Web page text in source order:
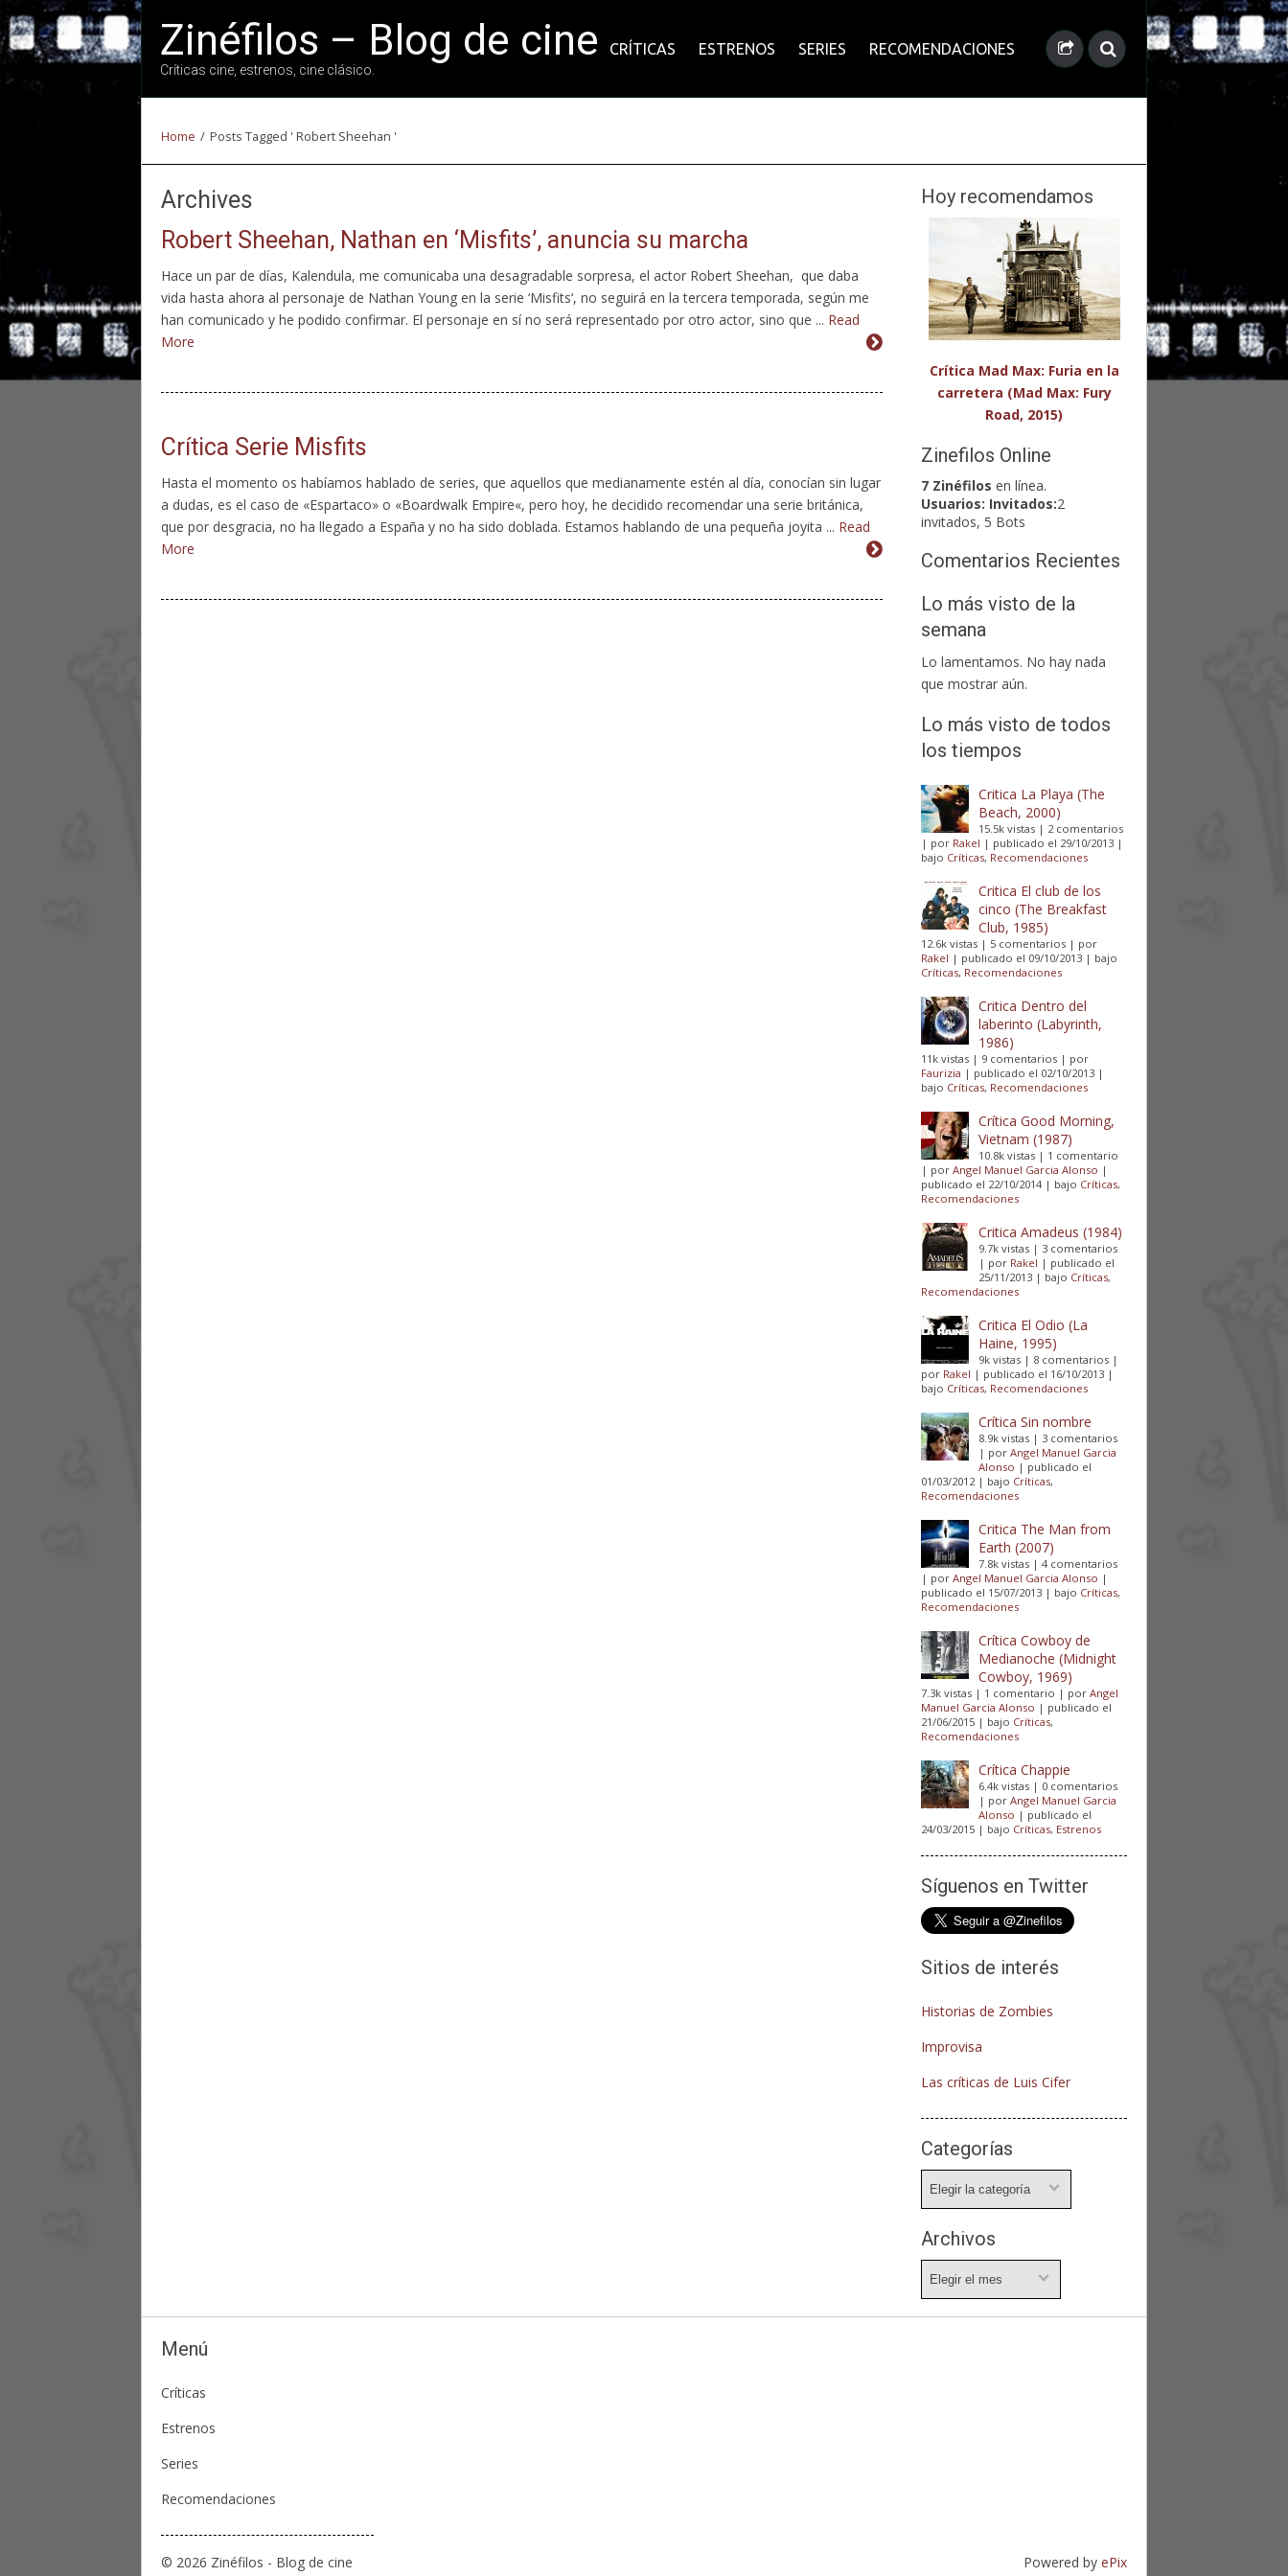
Zinéfilos – Blog de cine
Críticas cine, estrenos, cine clásico.
CRÍTICAS ESTRENOS SERIES RECOMENDACIONES
Home / Posts Tagged ' Robert Sheehan '
Archives
Robert Sheehan, Nathan en ‘Misfits’, anuncia su marcha
Hace un par de días, Kalendula, me comunicaba una desagradable sorpresa, el actor Robert Sheehan, que daba
vida hasta ahora al personaje de Nathan Young en la serie ‘Misfits‘, no seguirá en la tercera temporada, según me
han comunicado y he podido confirmar. El personaje en sí no será representado por otro actor, sino que ... Read
More
Crítica Serie Misfits
Hasta el momento os habíamos hablado de series, que aquellos que medianamente estén al día, conocían sin lugar
a dudas, es el caso de «Espartaco» o «Boardwalk Empire«, pero hoy, he decidido recomendar una serie británica,
que por desgracia, no ha llegado a España y no ha sido doblada. Estamos hablando de una pequeña joyita ... Read
More
Hoy recomendamos
Crítica Mad Max: Furia en la
carretera (Mad Max: Fury
Road, 2015)
Zinefilos Online
7 Zinéfilos en línea.
Usuarios: Invitados:2
invitados, 5 Bots
Comentarios Recientes
Lo más visto de la
semana
Lo lamentamos. No hay nada
que mostrar aún.
Lo más visto de todos
los tiempos
Critica La Playa (The
Beach, 2000)
15.5k vistas | 2 comentarios
| por Rakel | publicado el 29/10/2013 |
bajo Críticas, Recomendaciones
Critica El club de los
cinco (The Breakfast
Club, 1985)
12.6k vistas | 5 comentarios | por
Rakel | publicado el 09/10/2013 | bajo
Críticas, Recomendaciones
Critica Dentro del
laberinto (Labyrinth,
1986)
11k vistas | 9 comentarios | por
Faurizia | publicado el 02/10/2013 |
bajo Críticas, Recomendaciones
Crítica Good Morning,
Vietnam (1987)
10.8k vistas | 1 comentario
| porAngel Manuel Garcia Alonso |
publicado el 22/10/2014| bajo Críticas,
Recomendaciones
Critica Amadeus (1984)
9.7k vistas | 3 comentarios
| por Rakel | publicado el
25/11/2013 | bajo Críticas,
Recomendaciones
Critica El Odio (La
Haine, 1995)
9k vistas | 8 comentarios |
por Rakel | publicado el 16/10/2013 |
bajo Críticas, Recomendaciones
Crítica Sin nombre
8.9k vistas | 3 comentarios
| porAngel Manuel Garcia
Alonso | publicado el
01/03/2012| bajo Críticas,
Recomendaciones
Critica The Man from
Earth (2007)
7.8k vistas |4 comentarios
| porAngel Manuel Garcia Alonso |
publicado el 15/07/2013 | bajo Críticas,
Recomendaciones
Crítica Cowboy de
Medianoche (Midnight
Cowboy, 1969)
7.3k vistas | 1 comentario | porAngel
Manuel Garcia Alonso | publicado el
21/06/2015 | bajo Críticas,
Recomendaciones
Crítica Chappie
6.4k vistas | 0 comentarios
| porAngel Manuel Garcia
Alonso | publicado el
24/03/2015 | bajo Críticas, Estrenos
Síguenos en Twitter
Sitios de interés
Historias de Zombies
Improvisa
Las críticas de Luis Cifer
Categorías
Archivos
Menú
Críticas
Estrenos
Series
Recomendaciones
© 2026 Zinéfilos - Blog de cine Powered by ePix